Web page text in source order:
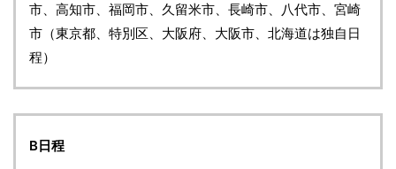
市、高知市、福岡市、久留米市、長崎市、八代市、宮崎
市（東京都、特別区、大阪府、大阪市、北海道は独自日
程）
B日程